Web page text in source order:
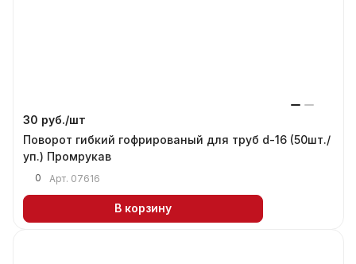
30 руб./шт
Поворот гибкий гофрированый для труб d-16 (50шт./
уп.) Промрукав
0 Арт. 07616
В корзину